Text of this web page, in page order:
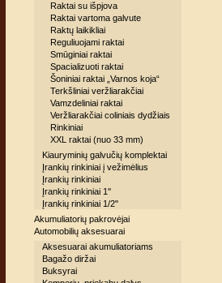
Raktai su išpjova
Raktai vartoma galvute
Raktų laikikliai
Reguliuojami raktai
Smūginiai raktai
Spacializuoti raktai
Šoniniai raktai „Varnos koja“
Terkšliniai veržliarakčiai
Vamzdeliniai raktai
Veržliarakčiai coliniais dydžiais
Rinkiniai
XXL raktai (nuo 33 mm)
Kiauryminių galvučių komplektai
Įrankių rinkiniai į vežimėlius
Įrankių rinkiniai
Įrankių rinkiniai 1''
Įrankių rinkiniai 1/2"
Akumuliatorių pakrovėjai
Automobilių aksesuarai
Aksesuarai akumuliatoriams
Bagažo diržai
Buksyrai